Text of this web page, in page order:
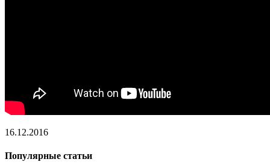
16.12.2016
Популярные статьи